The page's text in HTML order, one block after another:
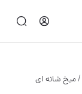
/ميخ شانه اى